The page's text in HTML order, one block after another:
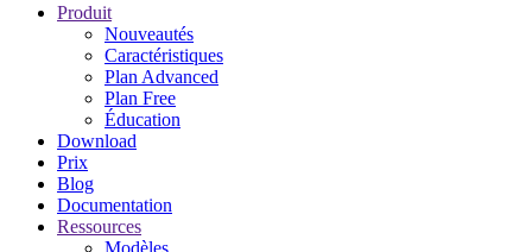
Produit
Nouveautés
Caractéristiques
Plan Advanced
Plan Free
Éducation
Download
Prix
Blog
Documentation
Ressources
Modèles